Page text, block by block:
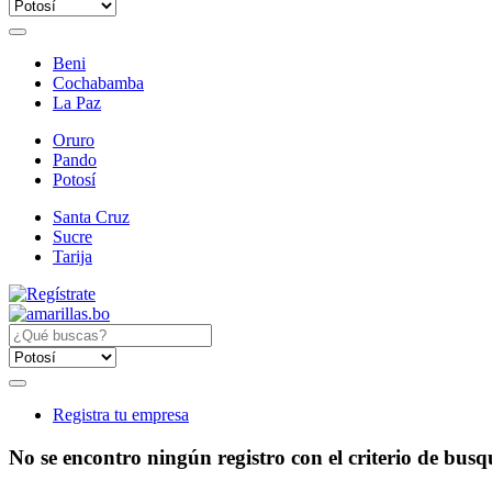
Beni
Cochabamba
La Paz
Oruro
Pando
Potosí
Santa Cruz
Sucre
Tarija
Registra tu empresa
No se encontro ningún registro con el criterio de